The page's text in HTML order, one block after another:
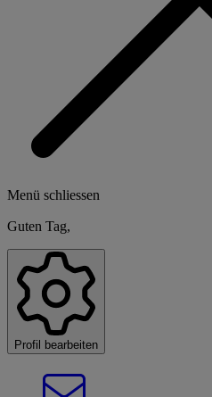
Menü schliessen
Guten Tag,
Profil bearbeiten